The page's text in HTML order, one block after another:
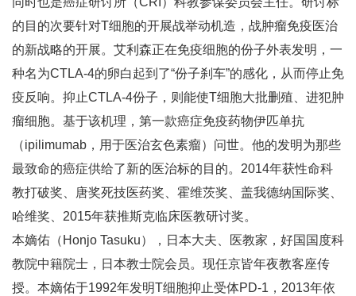
的目的次要针对T细胞的开展战举动机造，战肿瘤免疫医治
的新战略的开展。艾利森正在免疫细胞的份子外表发明，一
种名为CTLA-4的卵白起到了“份子刹车”的感化，从而停止免
疫反响。抑止CTLA-4份子，则能使T细胞大批删殖、进犯肿
瘤细胞。基于该机理，第一款癌症免疫药物伊匹单抗
（ipilimumab，用于医治玄色素瘤）问世。他的发明为那些
最致命的癌症供给了新的医治标的目的。2014年获性命科
教打破奖、唐奖死技医药奖、霍维茨奖、盖我德纳国际奖、
哈维奖、2015年获推斯克临床医教研讨奖。
本嫡佑（Honjo Tasuku），日本大夫、医教家，好国国度科
教院中籍院士，日本教士院会员。现任京皆年夜教客座传
授。本嫡佑于1992年发明T细胞抑止受体PD-1，2013年依